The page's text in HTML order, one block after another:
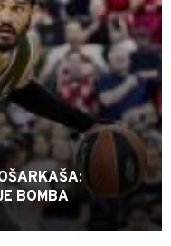
BOMBA